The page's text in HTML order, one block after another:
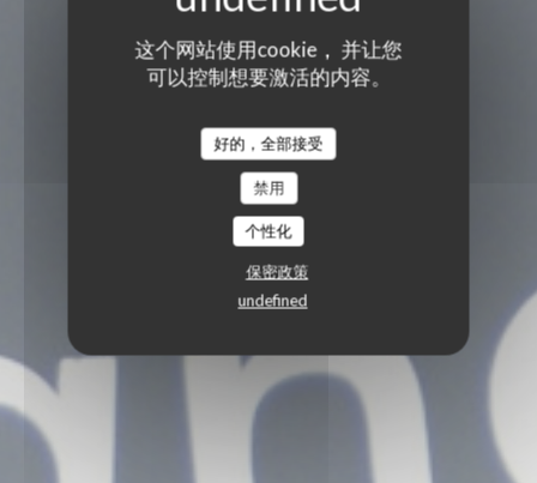
这个网站使用cookie， 并让您
可以控制想要激活的内容。
好的，全部接受
禁用
个性化
保密政策
undefined